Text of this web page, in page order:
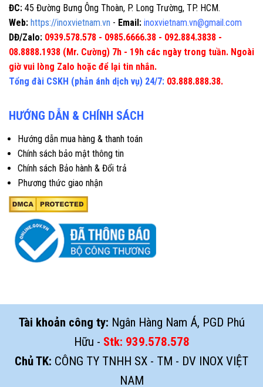
ĐC: 45 Đường Bưng Ông Thoàn, P. Long Trường, TP. HCM.
Web: https://inoxvietnam.vn - Email: inoxvietnam.vn@gmail.com
DĐ/Zalo: 0939.578.578 - 0985.6666.38 - 092.884.3838 -
08.8888.1938 (Mr. Cường) 7h - 19h các ngày trong tuần. Ngoài
giờ vui lòng Zalo hoặc để lại tin nhắn.
Tổng đài CSKH (phản ánh dịch vụ) 24/7: 03.888.888.38.
HƯỚNG DẪN & CHÍNH SÁCH
Hướng dẫn mua hàng & thanh toán
Chính sách bảo mật thông tin
Chính sách Bảo hành & Đổi trả
Phương thức giao nhận
Tài khoản công ty: Ngân Hàng Nam Á, PGD Phú
Hữu - Stk: 939.578.578
Chủ TK: CÔNG TY TNHH SX - TM - DV INOX VIỆT
NAM